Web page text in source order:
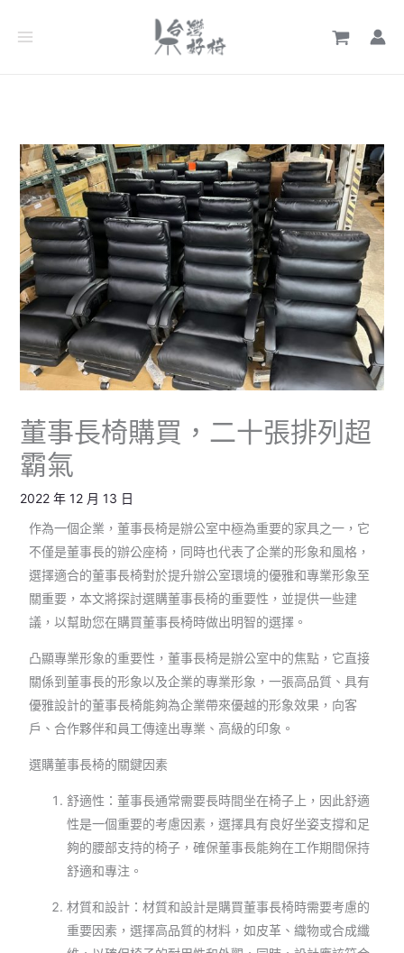
董事長椅購買，二十張排列超
霸氣
2022 年 12 月 13 日
作為一個企業，董事長椅是辦公室中極為重要的家具之一，它
不僅是董事長的辦公座椅，同時也代表了企業的形象和風格，
選擇適合的董事長椅對於提升辦公室環境的優雅和專業形象至
關重要，本文將探討選購董事長椅的重要性，並提供一些建
議，以幫助您在購買董事長椅時做出明智的選擇。
凸顯專業形象的重要性，董事長椅是辦公室中的焦點，它直接
關係到董事長的形象以及企業的專業形象，一張高品質、具有
優雅設計的董事長椅能夠為企業帶來優越的形象效果，向客
戶、合作夥伴和員工傳達出專業、高級的印象。
選購董事長椅的關鍵因素
舒適性：董事長通常需要長時間坐在椅子上，因此舒適
性是一個重要的考慮因素，選擇具有良好坐姿支撐和足
夠的腰部支持的椅子，確保董事長能夠在工作期間保持
舒適和專注。
材質和設計：材質和設計是購買董事長椅時需要考慮的
重要因素，選擇高品質的材料，如皮革、織物或合成纖
章